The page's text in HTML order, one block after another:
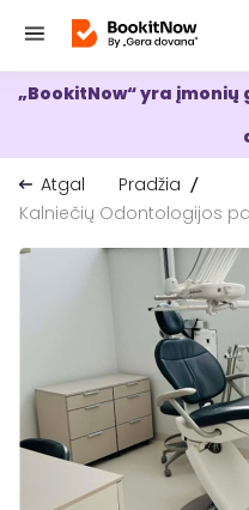
„BookitNow“ yra
Atgal
Pradžia
Kalniečių Odontologijos